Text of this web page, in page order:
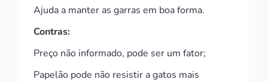
Ajuda a manter as garras em boa forma.
Contras:
Preço não informado, pode ser um fator;
Papelão pode não resistir a gatos mais